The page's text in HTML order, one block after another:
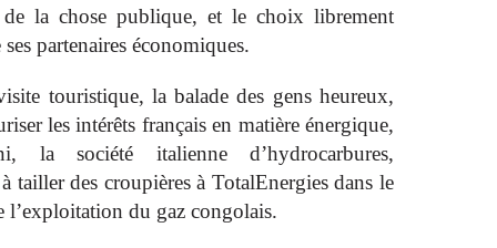
de la chose publique, et le choix librement
partenaires économiques.
touristique, la balade des gens heureux,
les intérêts français en matière énergique,
la société italienne d’hydrocarbures,
tailler des croupières à TotalEnergies dans le
l’exploitation du gaz congolais.